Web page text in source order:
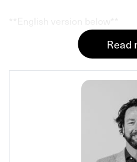
Via de gezamenlijke entree
woning. In de hal tref je een
binnenstapt in de lichte en
43 m²) met open keuken. De
handige inbouwapparatuur,
met afzuigkap, een grote
combi-oven/magnetron en
Read